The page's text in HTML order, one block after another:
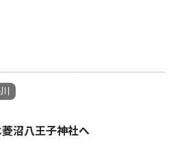
菱沼八王子神社へ